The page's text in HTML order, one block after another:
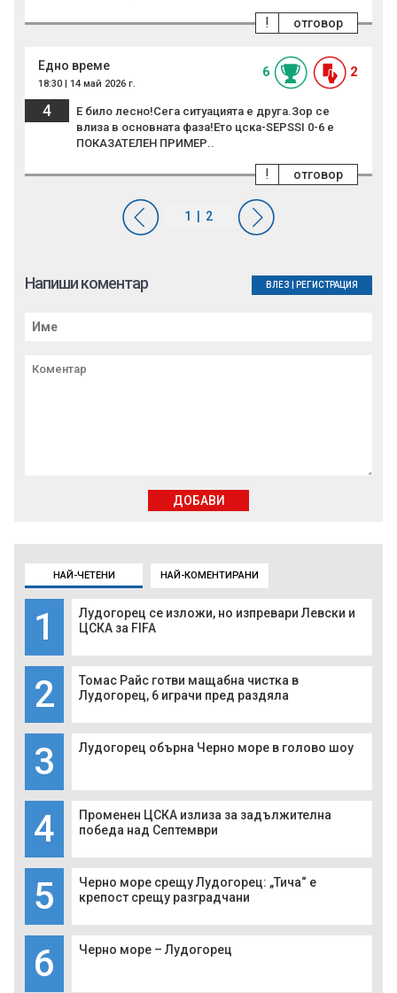
НАЙ-ЧЕТЕНИ НАЙ-КОМЕНТИРАНИ
1
Лудогорец се изложи, но изпревари Левски и
ЦСКА за FIFA
2
Томас Райс готви мащабна чистка в
Лудогорец, 6 играчи пред раздяла
3 Лудогорец обърна Черно море в голово шоу
4
Променен ЦСКА излиза за задължителна
победа над Септември
5
Черно море срещу Лудогорец: „Тича“ е
крепост срещу разградчани
6 Черно море – Лудогорец
отговор
!
Едно време
18:30 | 14 май 2026 г.
6 2
4
Е било лесно!Сега ситуацията е друга.Зор се
влиза в основната фаза!Ето цска-SEPSSI 0-6 е
ПОКАЗАТЕЛЕН ПРИМЕР..
отговор
!
Напиши коментар ВЛЕЗ РЕГИСТРАЦИЯ
ДОБАВИ